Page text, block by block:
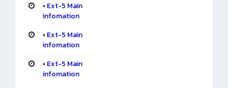
• Ext-5 Main
infomation
• Ext-5 Main
infomation
• Ext-5 Main
infomation